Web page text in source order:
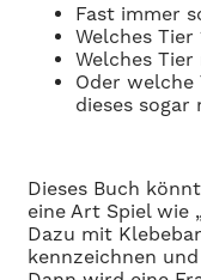
Fast immer
Welches Tier
Welches
Oder
dieses sogar
Dieses Buch
eine Art Spiel wie
Dazu mit
kennzeichnen